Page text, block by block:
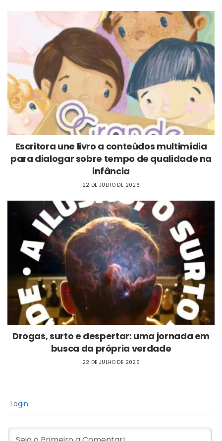
Escritora une livro a conteúdos multimídia
para dialogar sobre tempo de qualidade na
infância
22 DE JULHO DE 2026
Drogas, surto e despertar: uma jornada em
busca da própria verdade
22 DE JULHO DE 2026
Login